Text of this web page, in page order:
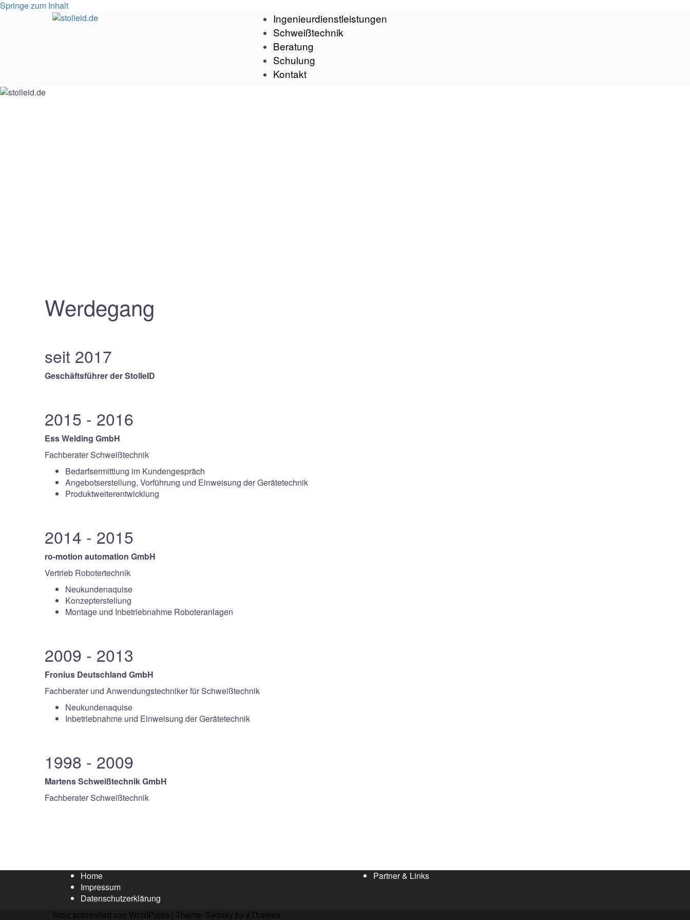
Springe zum Inhalt
Ingenieurdienstleistungen
Schweißtechnik
Beratung
Schulung
Kontakt
Werdegang
seit 2017
Geschäftsführer der StolleID
2015 - 2016
Ess Welding GmbH
Fachberater Schweißtechnik
Bedarfsermittlung im Kundengespräch
Angebotserstellung, Vorführung und Einweisung der Gerätetechnik
Produktweiterentwicklung
2014 - 2015
ro-motion automation GmbH
Vertrieb Robotertechnik
Neukundenaquise
Konzepterstellung
Montage und Inbetriebnahme Roboteranlagen
2009 - 2013
Fronius Deutschland GmbH
Fachberater und Anwendungstechniker für Schweißtechnik
Neukundenaquise
Inbetriebnahme und Einweisung der Gerätetechnik
1998 - 2009
Martens Schweißtechnik GmbH
Fachberater Schweißtechnik
Home
Impressum
Datenschutzerklärung
Partner & Links
Stolz präsentiert von WordPress Theme: Sydney by aThemes.